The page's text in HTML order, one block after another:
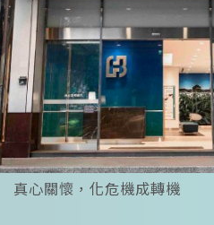
真心關懷，化危機成轉機